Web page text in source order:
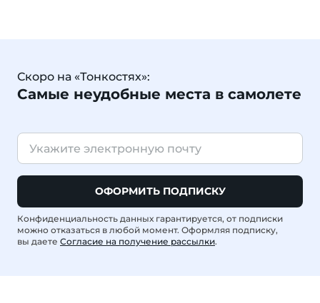
Скоро на «Тонкостях»:
Самые неудобные места в самолете
ОФОРМИТЬ ПОДПИСКУ
Конфиденциальность данных гарантируется, от подписки
можно отказаться в любой момент. Оформляя подписку,
вы даете Согласие на получение рассылки.